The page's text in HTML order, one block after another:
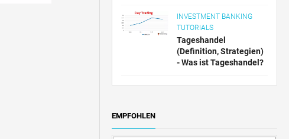
INVESTMENT BANKING
TUTORIALS
Tageshandel
(Definition, Strategien)
- Was ist Tageshandel?
EMPFOHLEN